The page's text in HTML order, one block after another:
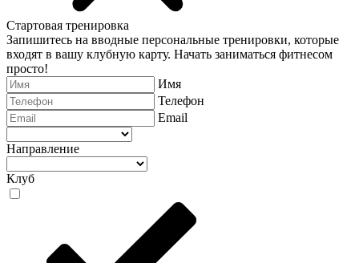
Стартовая тренировка
Запишитесь на вводные персональные тренировки, которые
входят в вашу клубную карту. Начать заниматься фитнесом
просто!
Имя
Телефон
Email
Направление
Клуб